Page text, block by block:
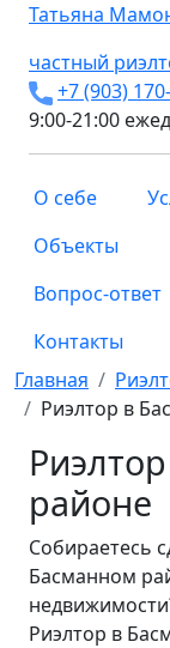
Татьяна
частный
+7 (903)
9:00-21:00
О себе
Объекты
Вопрос-ответ
Контакты
Главная
Риэлтор в
районе
Собираетесь
Басманном
Риэлтор в